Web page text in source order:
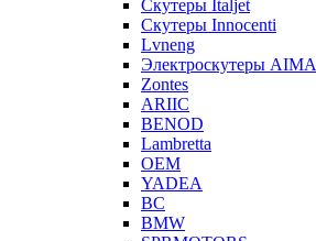
Скутеры Italjet
Скутеры Innocenti
Lvneng
Электроскутеры AIMA
Zontes
ARIIC
BENOD
Lambretta
OEM
YADEA
BC
BMW